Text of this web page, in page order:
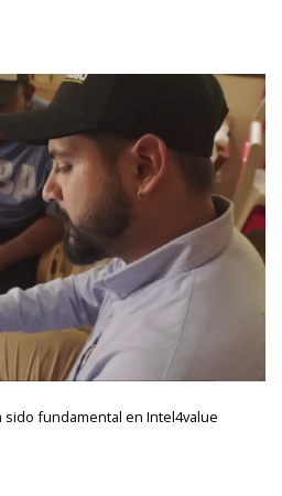
sido fundamental en Intel4value